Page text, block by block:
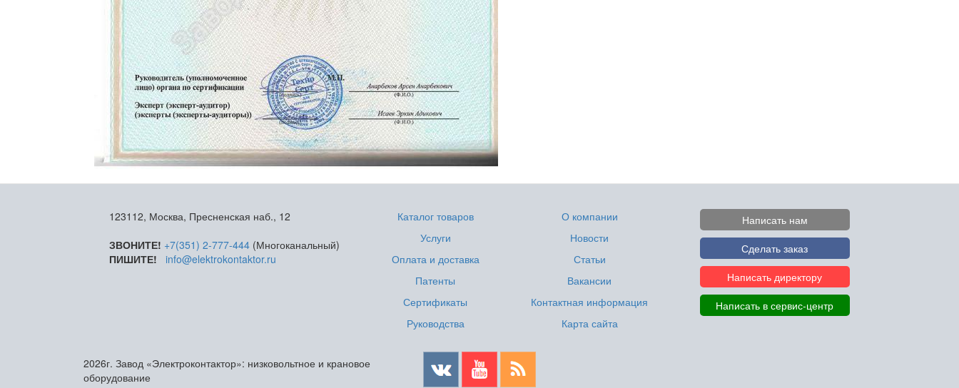
123112, Москва, Пресненская наб., 12
ЗВОНИТЕ! +7(351) 2-777-444 (Многоканальный)
ПИШИТЕ!
info@elektrokontaktor.ru
Каталог товаров
Услуги
Оплата и доставка
Патенты
Сертификаты
Руководства
О компании
Новости
Статьи
Вакансии
Контактная информация
Карта сайта
Написать нам
Сделать заказ
Написать директору
Написать в сервис-центр
2026г. Завод «Электроконтактор»: низковольтное и крановое
оборудование